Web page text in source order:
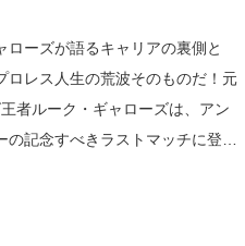
ローズが語るキャリアの裏側と
ロレス人生の荒波そのものだ！元
者ルーク・ギャローズは、アン
の記念すべきラストマッチに登場